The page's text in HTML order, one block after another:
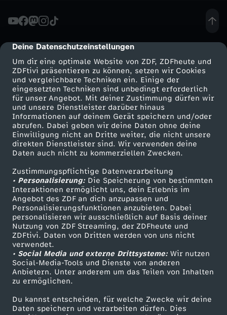
cmp-dialog-description
Deine Datenschutzeinstellungen
Um dir eine optimale Website von ZDF, ZDFheute und
ZDFtivi präsentieren zu können, setzen wir Cookies
und vergleichbare Techniken ein. Einige der
eingesetzten Techniken sind unbedingt erforderlich
für unser Angebot. Mit deiner Zustimmung dürfen wir
und unsere Dienstleister darüber hinaus
Informationen auf deinem Gerät speichern und/oder
abrufen. Dabei geben wir deine Daten ohne deine
Einwilligung nicht an Dritte weiter, die nicht unsere
direkten Dienstleister sind. Wir verwenden deine
Daten auch nicht zu kommerziellen Zwecken.
Zustimmungspflichtige Datenverarbeitung
• Personalisierung:Die Speicherung von bestimmten
Interaktionen ermöglicht uns, dein Erlebnis im
Angebot des ZDF an dich anzupassen und
Personalisierungsfunktionen anzubieten. Dabei
personalisieren wir ausschließlich auf Basis deiner
Nutzung von ZDF Streaming, der ZDFheute und
ZDFtivi. Daten von Dritten werden von uns nicht
verwendet.
• Social Media und externe Drittsysteme:Wir nutzen
Social-Media-Tools und Dienste von anderen
Anbietern. Unter anderem um das Teilen von Inhalten
zu ermöglichen.
Du kannst entscheiden, für welche Zwecke wir deine
Daten speichern und verarbeiten dürfen. Dies
f
.
K
o
r
t
e
z
u
m
T
r
Mehr ZDF
ZDF-Apps
Smart TV
ZDFtext
Livestreams
Sendungen A-Z
TV-Programm
Service
ZDFmitreden
Kontakt zum ZDF
Tickets
Zuschauerservice
Hilfe
ZDF Unternehmen
Karriere
ZDF goes Schule